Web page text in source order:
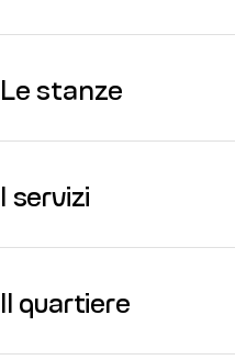
Le stanze
I servizi
Il quartiere